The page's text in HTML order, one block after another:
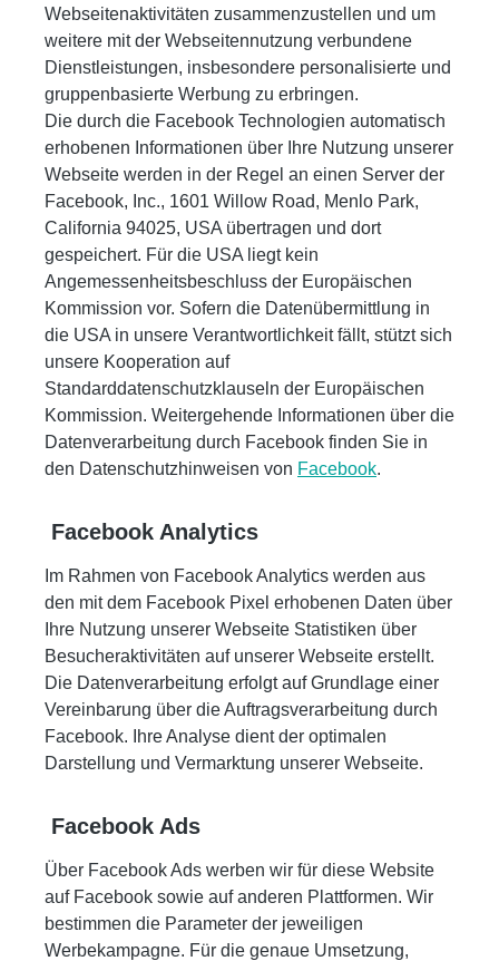
Webseitenaktivitäten zusammenzustellen und um
weitere mit der Webseitennutzung verbundene
Dienstleistungen, insbesondere personalisierte und
gruppenbasierte Werbung zu erbringen.
Die durch die Facebook Technologien automatisch
erhobenen Informationen über Ihre Nutzung unserer
Webseite werden in der Regel an einen Server der
Facebook, Inc., 1601 Willow Road, Menlo Park,
California 94025, USA übertragen und dort
gespeichert. Für die USA liegt kein
Angemessenheitsbeschluss der Europäischen
Kommission vor. Sofern die Datenübermittlung in
die USA in unsere Verantwortlichkeit fällt, stützt sich
unsere Kooperation auf
Standarddatenschutzklauseln der Europäischen
Kommission. Weitergehende Informationen über die
Datenverarbeitung durch Facebook finden Sie in
den Datenschutzhinweisen von Facebook.
Facebook Analytics
Im Rahmen von Facebook Analytics werden aus
den mit dem Facebook Pixel erhobenen Daten über
Ihre Nutzung unserer Webseite Statistiken über
Besucheraktivitäten auf unserer Webseite erstellt.
Die Datenverarbeitung erfolgt auf Grundlage einer
Vereinbarung über die Auftragsverarbeitung durch
Facebook. Ihre Analyse dient der optimalen
Darstellung und Vermarktung unserer Webseite.
Facebook Ads
Über Facebook Ads werben wir für diese Website
auf Facebook sowie auf anderen Plattformen. Wir
bestimmen die Parameter der jeweiligen
Werbekampagne. Für die genaue Umsetzung,